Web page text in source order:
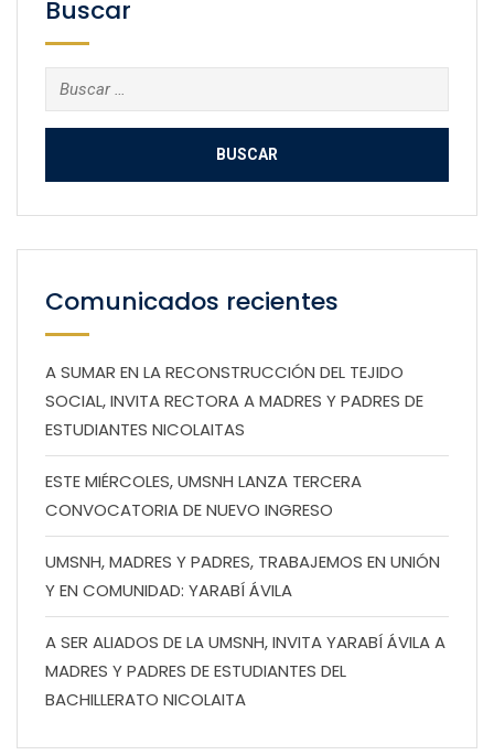
Buscar
Buscar:
Comunicados recientes
A SUMAR EN LA RECONSTRUCCIÓN DEL TEJIDO
SOCIAL, INVITA RECTORA A MADRES Y PADRES DE
ESTUDIANTES NICOLAITAS
ESTE MIÉRCOLES, UMSNH LANZA TERCERA
CONVOCATORIA DE NUEVO INGRESO
UMSNH, MADRES Y PADRES, TRABAJEMOS EN UNIÓN
Y EN COMUNIDAD: YARABÍ ÁVILA
A SER ALIADOS DE LA UMSNH, INVITA YARABÍ ÁVILA A
MADRES Y PADRES DE ESTUDIANTES DEL
BACHILLERATO NICOLAITA